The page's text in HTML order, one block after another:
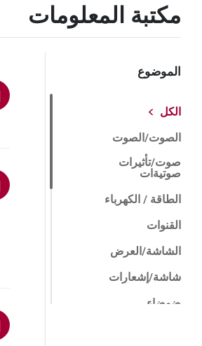
مكتبة المعلومات
الموضوع
الكل
الصوت/الصوت
صوت/تأثيرات
صوتيةات
الطاقة / الكهرباء
القنوات
الشاشة/العرض
شاشة/إشعارات
ضوضاء